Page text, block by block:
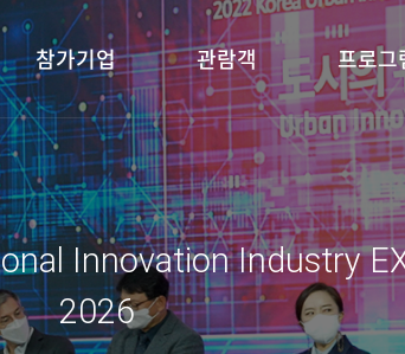
참가기업 관람객 프로그
Innovation Industry
2026